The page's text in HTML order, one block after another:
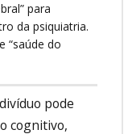
para
da psiquiatria.
“saúde do
pode
cognitivo,